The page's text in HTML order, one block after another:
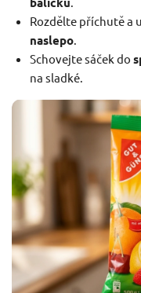
Rozdělte příchutě a
naslepo.
Schovejte sáček do
na sladké.